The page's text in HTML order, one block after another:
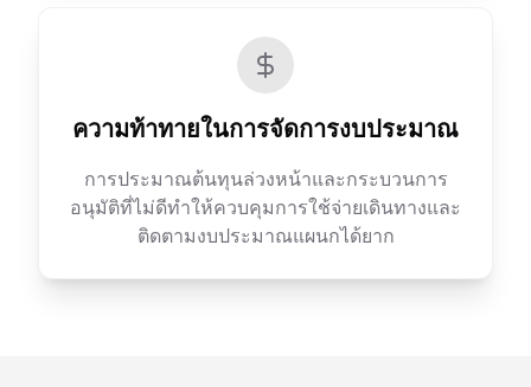
ความท้าทายในการจัดการงบประมาณ
การประมาณต้นทุนล่วงหน้าและกระบวนการ
อนุมัติที่ไม่ดีทำให้ควบคุมการใช้จ่ายเดินทางและ
ติดตามงบประมาณแผนกได้ยาก